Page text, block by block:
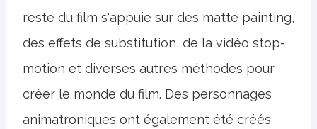
reste du film s'appuie sur des matte painting,
des effets de substitution, de la vidéo stop-
motion et diverses autres méthodes pour
créer le monde du film. Des personnages
animatroniques ont également été créés